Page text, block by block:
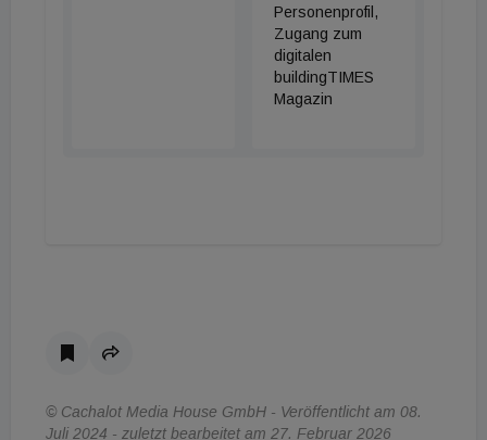
Personenprofil,
Zugang zum
digitalen
buildingTIMES
Magazin
© Cachalot Media House GmbH - Veröffentlicht am 08.
Juli 2024 - zuletzt bearbeitet am 27. Februar 2026